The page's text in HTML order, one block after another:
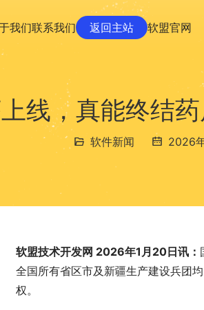
我们联系我们 返回主站 软盟官网
线，真能终结
软件新闻 2026
软盟技术开发网 2026年1月20日讯：
全国所有省区市及新疆生产建设兵团
权。